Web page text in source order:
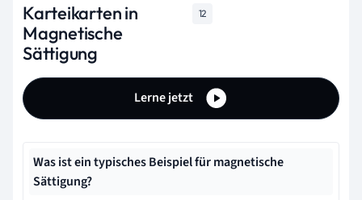
Karteikarten in
Magnetische
Sättigung
12
Lerne jetzt
Was ist ein typisches Beispiel für magnetische
Sättigung?